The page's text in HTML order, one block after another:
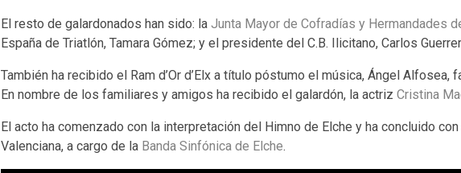
El resto de galardonados han sido: la Junta Mayor de Cofradías y Hermandades
España de Triatlón, Tamara Gómez; y el presidente del C.B. Ilicitano, Carlos
También ha recibido el Ram d’Or d’Elx a título póstumo el música, Ángel Alfosea,
En nombre de los familiares y amigos ha recibido el galardón, la actriz Cristina
El acto ha comenzado con la interpretación del Himno de Elche y ha concluido
Valenciana, a cargo de la Banda Sinfónica de Elche.